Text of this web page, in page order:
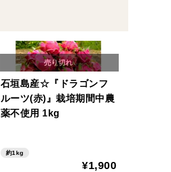
石垣島産☆『ドラゴンフ
ルーツ(赤)』栽培期間中農
薬不使用 1kg
約1kg
¥1,900